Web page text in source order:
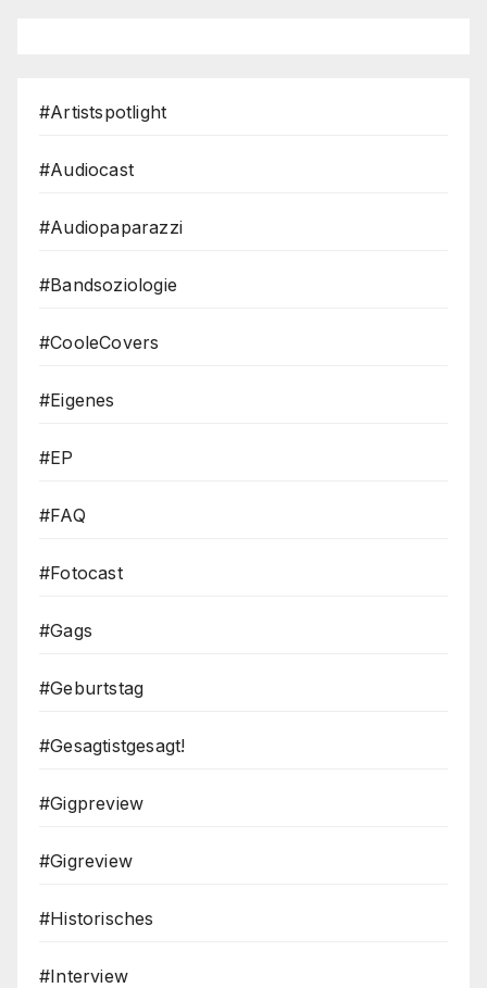
#Artistspotlight
#Audiocast
#Audiopaparazzi
#Bandsoziologie
#CooleCovers
#Eigenes
#EP
#FAQ
#Fotocast
#Gags
#Geburtstag
#Gesagtistgesagt!
#Gigpreview
#Gigreview
#Historisches
#Interview